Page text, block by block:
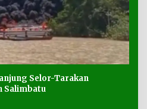
Selor-Tarakan
Salimbatu